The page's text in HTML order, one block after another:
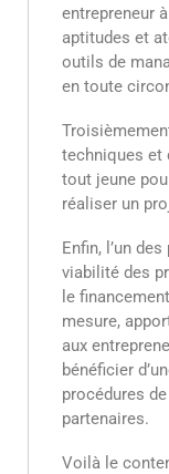
entrepreneur
aptitudes et
outils de
en toute
techniques et
tout jeune
réaliser un
Enfin, l’un
viabilité des
le
mesure,
aux
bénéficier
procédures
partenaires.
Voilà le